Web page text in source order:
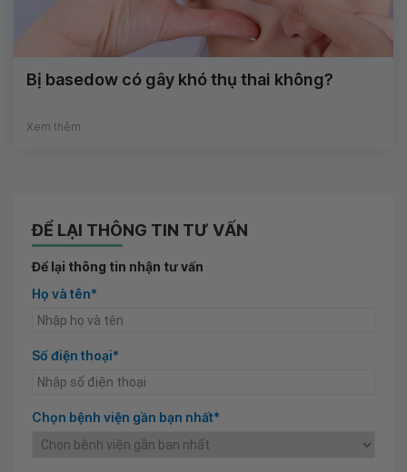
Bị basedow có gây khó thụ thai không?
Xem thêm
ĐỂ LẠI THÔNG TIN TƯ VẤN
Để lại thông tin nhận tư vấn
Họ và tên*
Số điện thoại*
Chọn bệnh viện gần bạn nhất*